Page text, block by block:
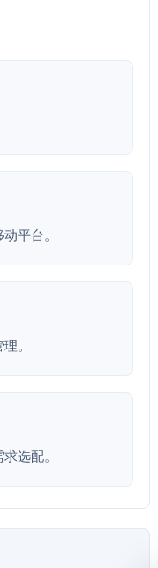
平台。
。
选配。